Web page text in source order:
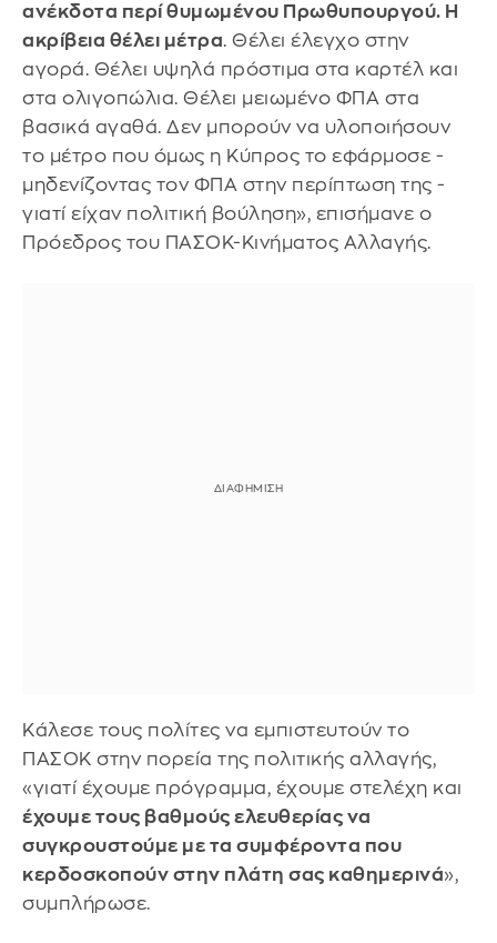
ανέκδοτα περί θυμωμένου Πρωθυπουργού. Η
ακρίβεια θέλει μέτρα. Θέλει έλεγχο στην
αγορά. Θέλει υψηλά πρόστιμα στα καρτέλ και
στα ολιγοπώλια. Θέλει μειωμένο ΦΠΑ στα
βασικά αγαθά. Δεν μπορούν να υλοποιήσουν
το μέτρο που όμως η Κύπρος το εφάρμοσε -
μηδενίζοντας τον ΦΠΑ στην περίπτωση της -
γιατί είχαν πολιτική βούληση», επισήμανε ο
Πρόεδρος του ΠΑΣΟΚ-Κινήματος Αλλαγής.
Κάλεσε τους πολίτες να εμπιστευτούν το
ΠΑΣΟΚ στην πορεία της πολιτικής αλλαγής,
«γιατί έχουμε πρόγραμμα, έχουμε στελέχη και
έχουμε τους βαθμούς ελευθερίας να
συγκρουστούμε με τα συμφέροντα που
κερδοσκοπούν στην πλάτη σας καθημερινά»,
συμπλήρωσε.